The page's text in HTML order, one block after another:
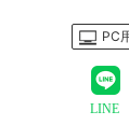
PC
LINE